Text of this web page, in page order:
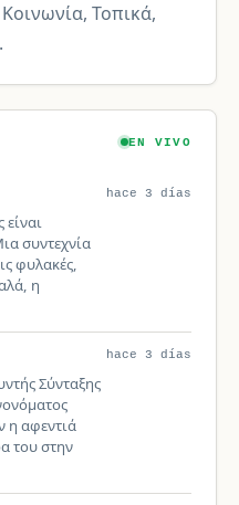
Τοπικά,
EN VIVO
συντεχνία
φυλακές,
η
hace 3 días
Σύνταξης
η αφεντιά
του στην
hace 3 días